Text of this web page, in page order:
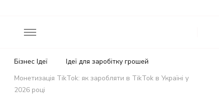
Бізнес Ідеї
Ідеї для заробітку грошей
Монетизація TikTok: як заробляти в TikTok в Україні у
2026 році